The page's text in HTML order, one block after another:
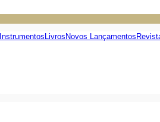
Instrumentos Livros Novos Lançamentos